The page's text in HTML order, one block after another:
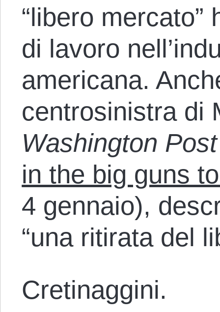
“libero
di lavoro
americana.
centrosinistra di
Washington Post
in the big guns
4 gennaio),
“una ritirata del
Cretinaggini.